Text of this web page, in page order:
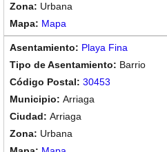
Urbana
Mapa
Playa Fina
Barrio
30453
Arriaga
Arriaga
Urbana